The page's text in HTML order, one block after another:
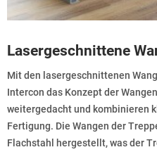
Lasergeschnittene
Mit den lasergeschnittenen
Intercon das Konzept der
weitergedacht und kombinieren
Fertigung. Die Wangen der
Flachstahl hergestellt, was der